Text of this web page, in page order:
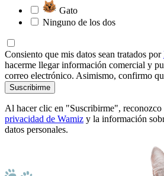
Gato
Ninguno de los dos
Consiento que mis datos sean tratados por
hacerme llegar información comercial y
correo electrónico. Asimismo, confirmo
Suscribirme
Al hacer clic en "Suscribirme", reconozco
privacidad de Wamiz y la información
datos personales.